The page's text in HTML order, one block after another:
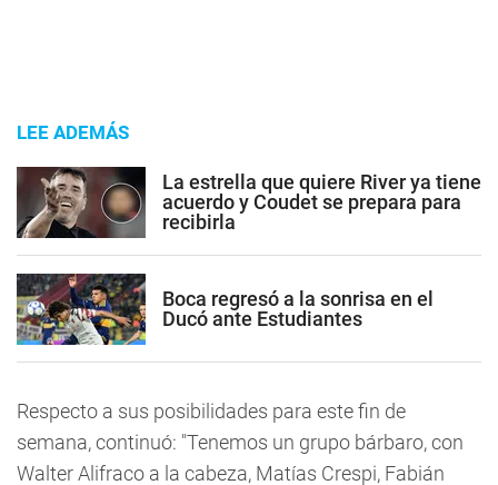
LEE ADEMÁS
La estrella que quiere River ya tiene
acuerdo y Coudet se prepara para
recibirla
Boca regresó a la sonrisa en el
Ducó ante Estudiantes
Respecto a sus posibilidades para este fin de
semana, continuó: "Tenemos un grupo bárbaro, con
Walter Alifraco a la cabeza, Matías Crespi, Fabián